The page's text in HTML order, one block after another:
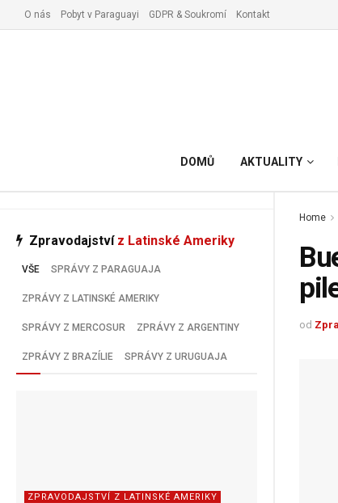
Vyřízení pobytu v Paraguay
Zpravodajství z Latinské Ameriky
VŠE SPRÁVY Z PARAGUAJA
ZPRÁVY Z LATINSKÉ AMERIKY
SPRÁVY Z MERCOSUR ZPRÁVY Z ARGENTINY
ZPRÁVY Z BRAZÍLIE SPRÁVY Z URUGUAJA
ZPRAVODAJSTVÍ Z LATINSKÉ AMERIKY
O nás Pobyt v Paraguayi GDPR & Soukromí Kontakt
DOMŮ AKTUALITY
Home
od